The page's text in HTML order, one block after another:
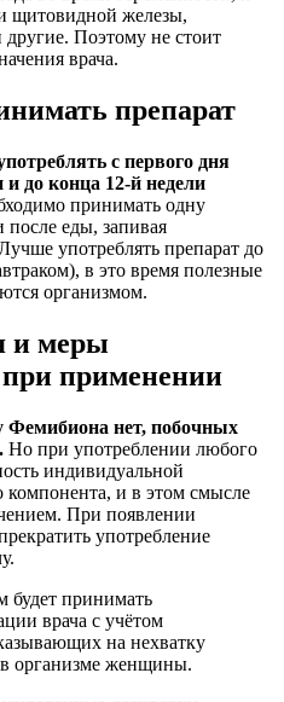
щитовидной железы,
другие. Поэтому не стоит
врача.
препарат
с первого дня
до конца 12-й недели
принимать одну
после еды, запивая
употреблять препарат до
в это время полезные
организмом.
и меры
при применении
Фемибиона нет, побочных
Но при употреблении любого
индивидуальной
компонента, и в этом смысле
При появлении
употребление
принимать
врача с учётом
на нехватку
организме женщины.